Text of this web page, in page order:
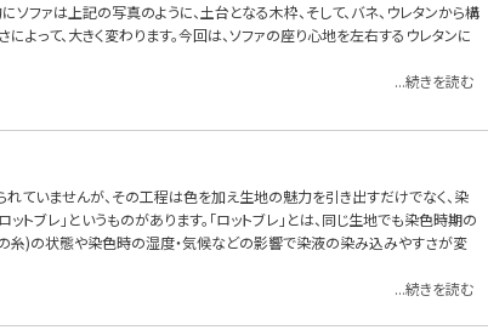
ファは上記の写真のように、土台となる木枠、そして、バネ、ウレタンから構
よって、大きく変わります。今回は、ソファの座り心地を左右するウレタンに
...続きを読む
ていませんが、その工程は色を加え生地の魅力を引き出すだけでなく、染
ブレ」というものがあります。「ロットブレ」とは、同じ生地でも染色時期の
糸)の状態や染色時の湿度・気候などの影響で染液の染み込みやすさが変
...続きを読む